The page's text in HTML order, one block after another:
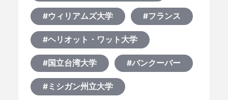
#ウィリアムズ大学 #フランス
#ヘリオット・ワット大学
#国立台湾大学 #バンクーバー
#ミシガン州立大学